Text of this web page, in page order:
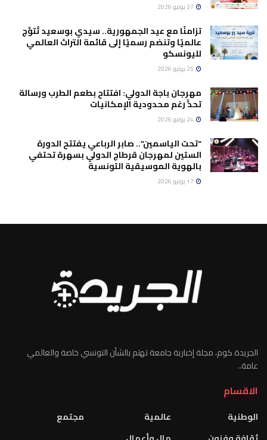
تزامنًا مع عيد الجمهورية.. سيدي بوسعيد تُتوَّج
عالميًا وتنضم رسميًا إلى قائمة التراث العالمي
لليونسكو
مهرجان باجة الدولي: افتتاح بطعم الطرب ورسالة
تحدٍّ رغم محدودية الإمكانيات
“تحت الياسمين”.. صابر الرباعي يفتتح الدورة
الستين لمهرجان قرطاج الدولي بسهرة تحتفي
بالهوية الموسيقية التونسية
الجريدة كوم، مجلة إخبارية جامعة تهتم بالشأن التونسي خاصة والعالمي
عامة..
الاقسام
الوطنية
عالمية
مجتمع